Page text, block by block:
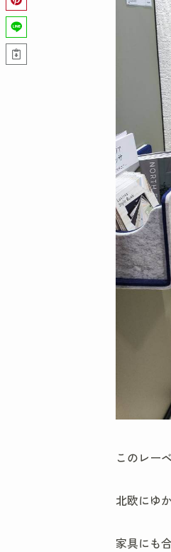
このレー
北欧にゆ
家具にも